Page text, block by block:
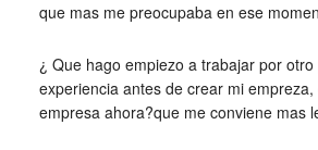
que mas me preocupaba en ese
¿ Que hago empiezo a trabajar por
experiencia antes de crear mi
empresa ahora?que me conviene mas